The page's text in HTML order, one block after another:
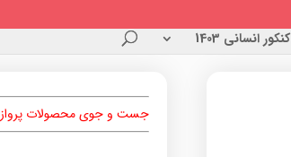
کنکور انسانی 1403
جست و جوی محصولات پرواز